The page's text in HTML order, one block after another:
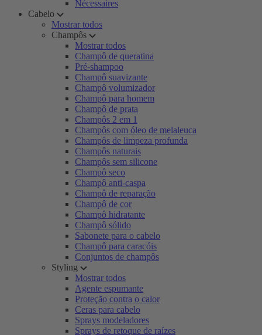
Nécessaires
Cabelo
Mostrar todos
Champôs
Mostrar todos
Champô de queratina
Pré-shampoo
Champô suavizante
Champô volumizador
Champô para homem
Champô de prata
Champôs 2 em 1
Champôs com óleo de melaleuca
Champôs de limpeza profunda
Champôs naturais
Champôs sem silicone
Champô seco
Champô anti-caspa
Champô de reparação
Champô de cor
Champô hidratante
Champô sólido
Sabonete para o cabelo
Champô para caracóis
Conjuntos de champôs
Styling
Mostrar todos
Agente espumante
Proteção contra o calor
Ceras para cabelo
Sprays modeladores
Sprays de retoque de raízes